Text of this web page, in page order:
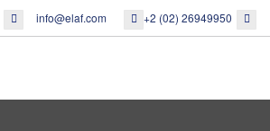
info@elaf.com +2 (02) 26949950